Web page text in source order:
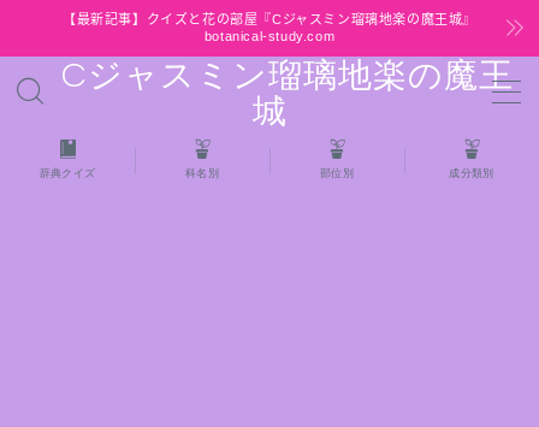
【最新記事】クイズと花の部屋『Cジャスミン瑠璃地楽の魔王城』
botanical-study.com
Cジャスミン瑠璃地楽の魔王
城
MENU
HOME
辞典クイズ 科名別 部位別 成分類別